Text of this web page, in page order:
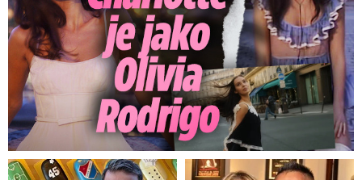
prošlo, není stavební zákon, ale stavební
ruleta,“řekl místopředseda výboru pro veřejnou
správu a regionální rozvojMartin Kupka(ODS).
Podle předsedy výboru Ivana Bartoše(Piráti)
konsenzus nad návrhem není.
Výsledkem je podle poslance KDU-ČSLMarka